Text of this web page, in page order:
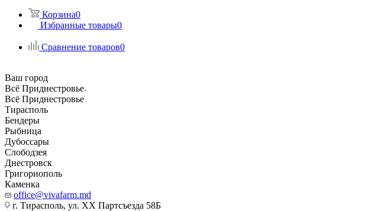
Корзина0
Избранные товары0
Сравнение товаров0
Ваш город
Всё Приднестровье
Всё Приднестровье
Тирасполь
Бендеры
Рыбница
Дубоссары
Слободзея
Днестровск
Григориополь
Каменка
office@vivafarm.md
г. Тирасполь, ул. ХХ Партсъезда 58Б